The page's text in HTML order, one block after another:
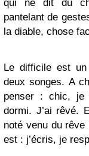
qui ne dit du
pantelant de
la diable, chose
Le difficile est
deux songes. A
penser : chic, je
dormi. J’ai rêvé.
noté venu du
est : j’écris, je